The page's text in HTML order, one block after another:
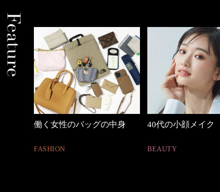
40代の小顔メイク
BEAUTY
【ワーママのきれ